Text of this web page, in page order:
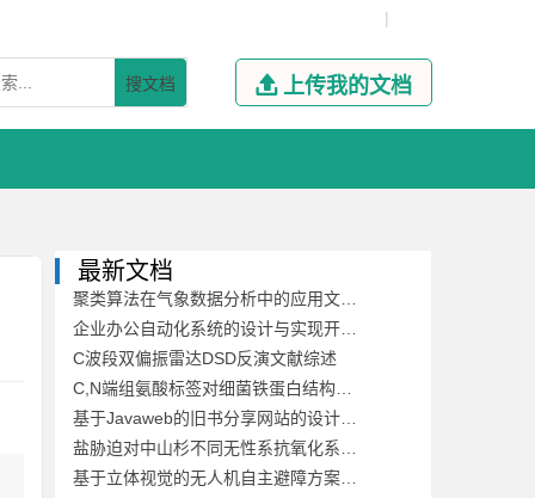
|
搜文档  上传我的文档
最新文档
C波段双偏振雷达DSD反演文献综述